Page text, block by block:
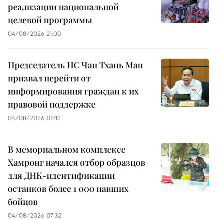
реализации национальной
целевой программы
04/08/2026 21:00
Председатель НС Чан Тхань Ман
призвал перейти от
информирования граждан к их
правовой поддержке
04/08/2026 08:12
В мемориальном комплексе
Хамронг начался отбор образцов
для ДНК-идентификации
останков более 1 000 павших
бойцов
04/08/2026 07:32